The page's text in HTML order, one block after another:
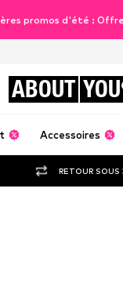
promos d'été :
ABOUT YOU
Accessoires
RETOUR SOUS